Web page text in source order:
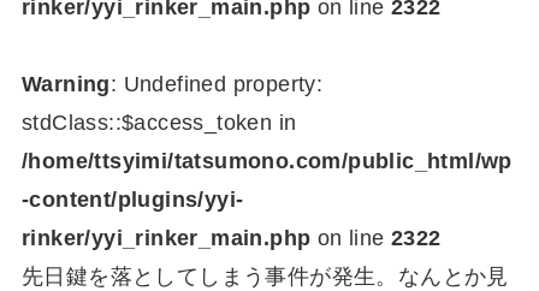
rinker/yyi_rinker_main.php on line2322
Warning: Undefined property:
stdClass::$access_token in
/home/ttsyimi/tatsumono.com/public_html/wp
-content/plugins/yyi-
rinker/yyi_rinker_main.php on line2322
先日鍵を落としてしまう事件が発生。なんとか見